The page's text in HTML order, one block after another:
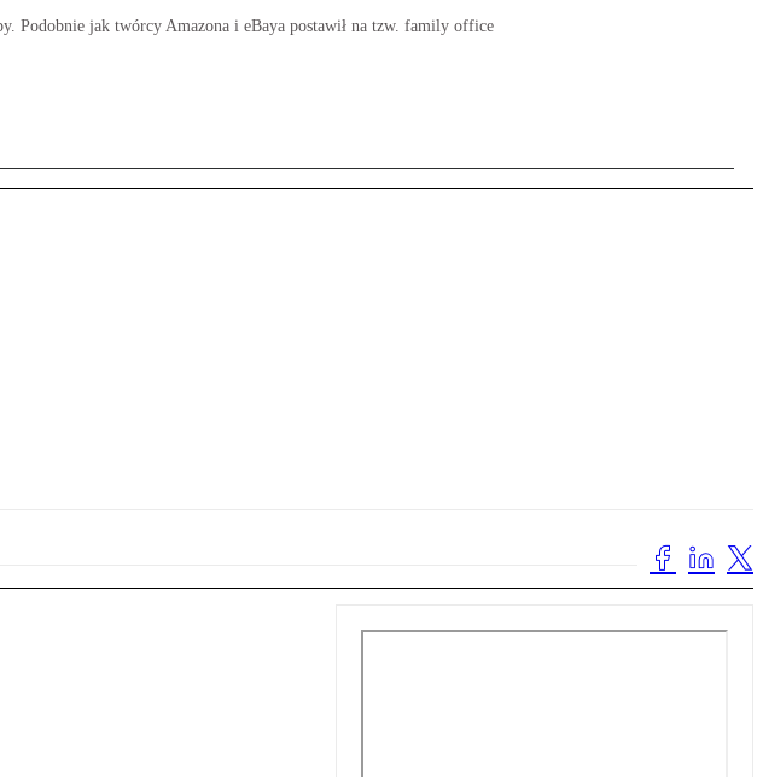
Podobnie jak twórcy Amazona i eBaya postawił na tzw. family office